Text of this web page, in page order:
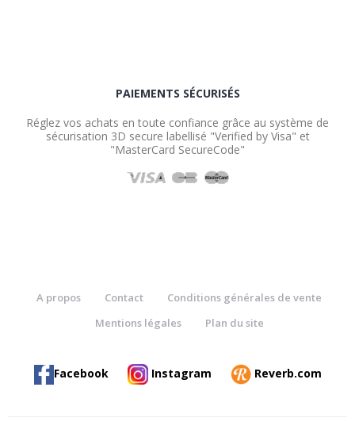
PAIEMENTS SÉCURISÉS
Réglez vos achats en toute confiance grâce au système de
sécurisation 3D secure labellisé "Verified by Visa" et
"MasterCard SecureCode"
A propos Contact
Conditions générales de vente
Mentions légales
Plan du site
Facebook Instagram Reverb.com